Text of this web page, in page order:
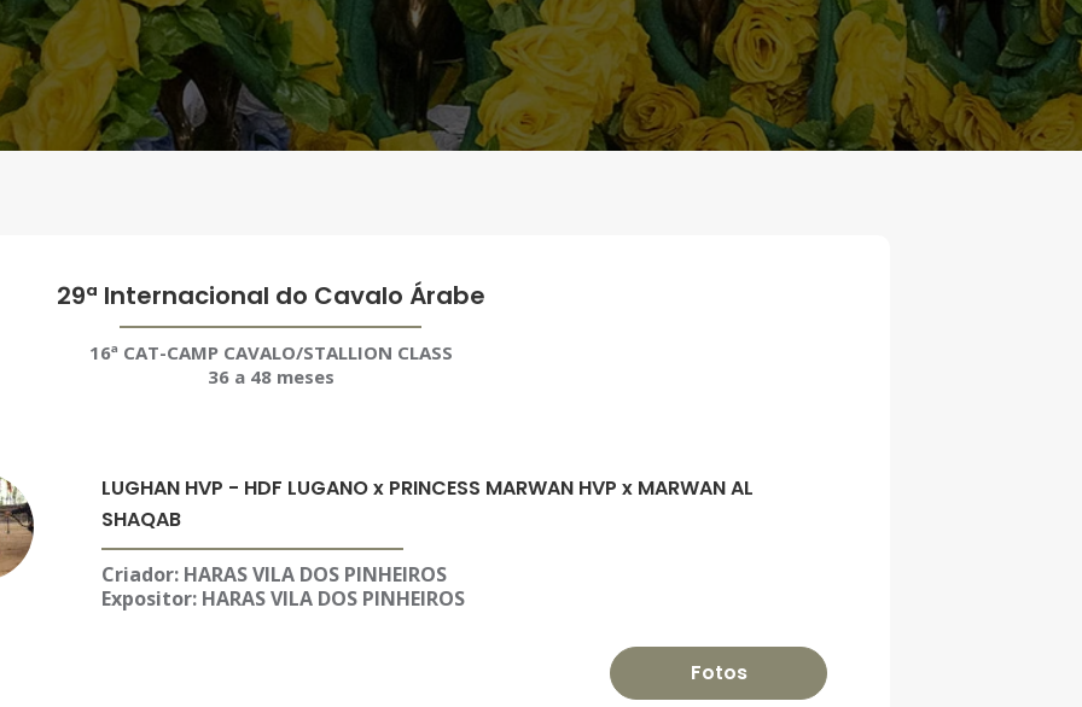
29ª Internacional do Cavalo Árabe
16ª CAT-CAMP CAVALO/STALLION CLASS
36 a 48 meses
LUGHAN HVP - HDF LUGANO x PRINCESS MARWAN HVP x MARWAN AL
SHAQAB
Criador: HARAS VILA DOS PINHEIROS
Expositor: HARAS VILA DOS PINHEIROS
Fotos